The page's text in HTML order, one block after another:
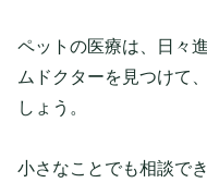
ペットの医療は、日々
ムドクターを見つけて、
しょう。
小さなことでも相談で